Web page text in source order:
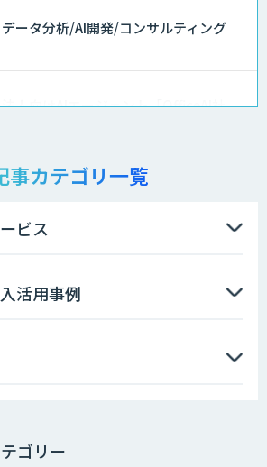
データ分析/AI開発/コンサルティング
法人向けAIエージェント「OfficeAI社
AI音声生成 ElevenLabs
対話型AI×データ分析で顧客接点を革新
IBT BizTAPAI
事カテゴリ一覧
ビス
活用事例
ゴリー